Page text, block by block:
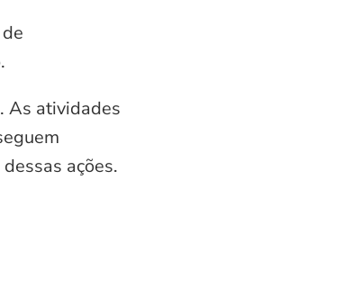
As atividades
ações.